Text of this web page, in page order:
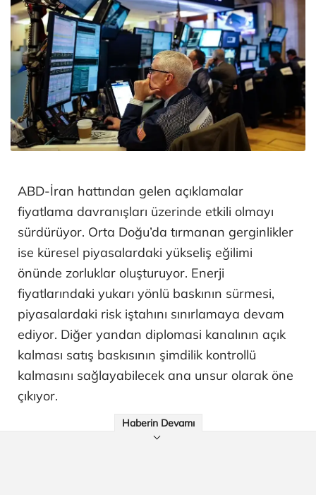
ABD-İran hattından gelen açıklamalar
fiyatlama davranışları üzerinde etkili olmayı
sürdürüyor. Orta Doğu’da tırmanan gerginlikler
ise küresel piyasalardaki yükseliş eğilimi
önünde zorluklar oluşturuyor. Enerji
fiyatlarındaki yukarı yönlü baskının sürmesi,
piyasalardaki risk iştahını sınırlamaya devam
ediyor. Diğer yandan diplomasi kanalının açık
kalması satış baskısının şimdilik kontrollü
kalmasını sağlayabilecek ana unsur olarak öne
çıkıyor.
Haberin Devamı